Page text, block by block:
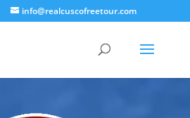
info@realcuscofreetour.com